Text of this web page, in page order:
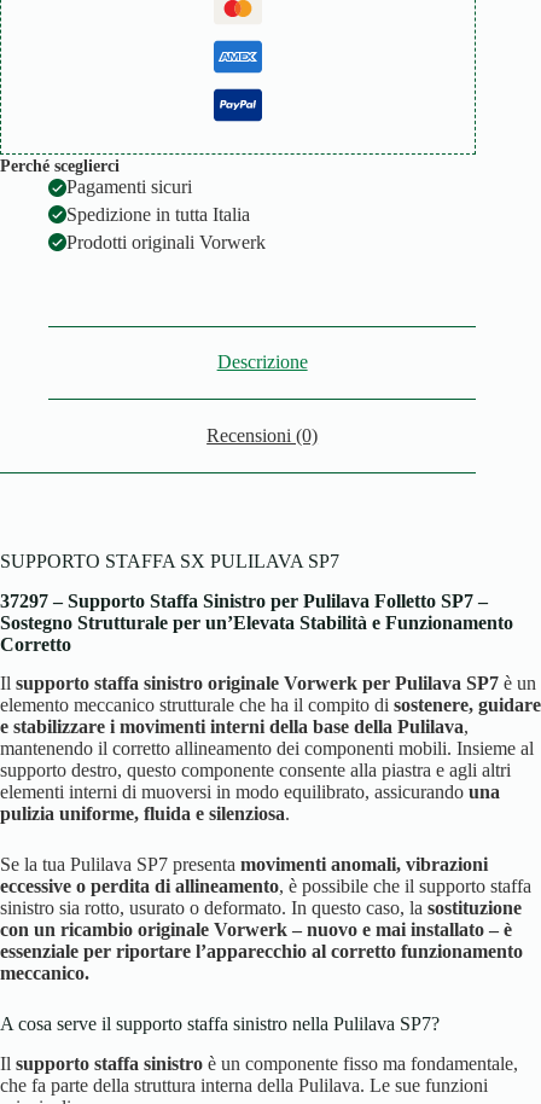
Perché sceglierci
Pagamenti sicuri
Spedizione in tutta Italia
Prodotti originali Vorwerk
Descrizione
Recensioni (0)
SUPPORTO STAFFA SX PULILAVA SP7
37297 – Supporto Staffa Sinistro per Pulilava Folletto SP7 –
Sostegno Strutturale per un’Elevata Stabilità e Funzionamento
Corretto
Il supporto staffa sinistro originale Vorwerk per Pulilava SP7 è un
elemento meccanico strutturale che ha il compito di sostenere, guidare
e stabilizzare i movimenti interni della base della Pulilava,
mantenendo il corretto allineamento dei componenti mobili. Insieme al
supporto destro, questo componente consente alla piastra e agli altri
elementi interni di muoversi in modo equilibrato, assicurando una
pulizia uniforme, fluida e silenziosa.
Se la tua Pulilava SP7 presenta movimenti anomali, vibrazioni
eccessive o perdita di allineamento, è possibile che il supporto staffa
sinistro sia rotto, usurato o deformato. In questo caso, la sostituzione
con un ricambio originale Vorwerk – nuovo e mai installato – è
essenziale per riportare l’apparecchio al corretto funzionamento
meccanico.
A cosa serve il supporto staffa sinistro nella Pulilava SP7?
Il supporto staffa sinistro è un componente fisso ma fondamentale,
che fa parte della struttura interna della Pulilava. Le sue funzioni